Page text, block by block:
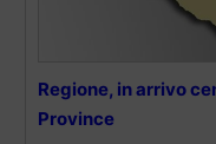
Regione, in arrivo
Province